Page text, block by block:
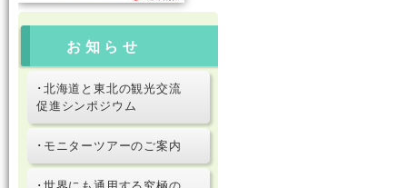
お知らせ
･北海道と東北の観光交流
促進シンポジウム
･モニターツアーのご案内